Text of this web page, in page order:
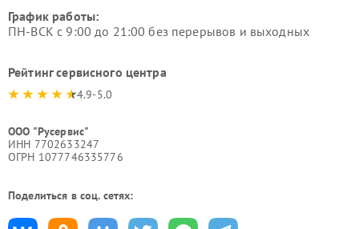
График работы:
ПН-ВСК с 9:00 до 21:00 без перерывов и выходных
Рейтинг сервисного центра
4.9-5.0
ООО "Русервис"
ИНН 7702633247
ОГРН 1077746335776
Поделиться в соц. сетях: